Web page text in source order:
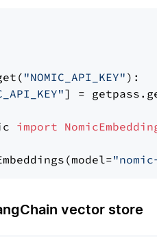
"NOMIC_API_KEY" ):
] =
import
vector store